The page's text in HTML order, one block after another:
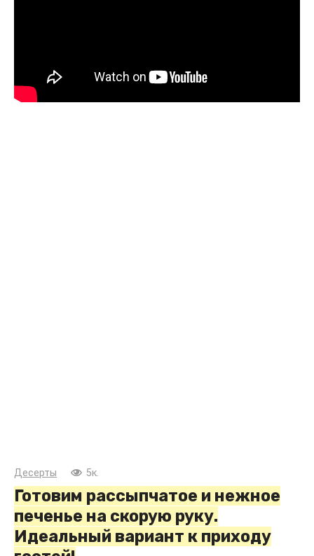
Десерты 5к.
Готовим рассыпчатое и нежное
печенье на скорую руку.
Идеальный вариант к приходу